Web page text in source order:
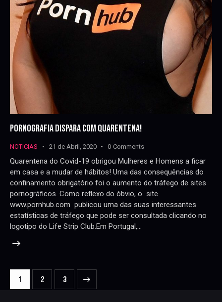
PORNOGRAFIA DISPARA COM QUARENTENA!
NOTICIAS 21 de Abril, 2020 0 Comments
Quarentena do Covid-19 obrigou Mulheres e Homens a ficar
em casa e a mudar de hábitos! Uma das consequências do
confinamento obrigatório foi o aumento do tráfego de sites
pornográficos. Como reflexo do óbvio, o site
www.pornhub.com publicou uma das suas interessantes
estatísticas de tráfego que pode ser consultada clicando no
logotipo do Life Strip Club.Em Portugal,…
NAVEGAÇÃO
DE
Page
1 Page
2 Page
3